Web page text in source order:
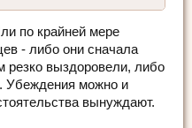
по крайней мере
- либо они сначала
резко выздоровели, либо
Убеждения можно и
вынуждают.